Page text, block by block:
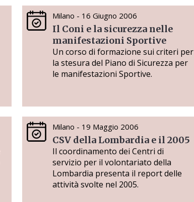
Milano - 16 Giugno 2006
Il Coni e la sicurezza nelle
manifestazioni Sportive
Un corso di formazione sui criteri per
la stesura del Piano di Sicurezza per
le manifestazioni Sportive.
Milano - 19 Maggio 2006
CSV della Lombardia e il 2005
Il coordinamento dei Centri di
servizio per il volontariato della
Lombardia presenta il report delle
attività svolte nel 2005.